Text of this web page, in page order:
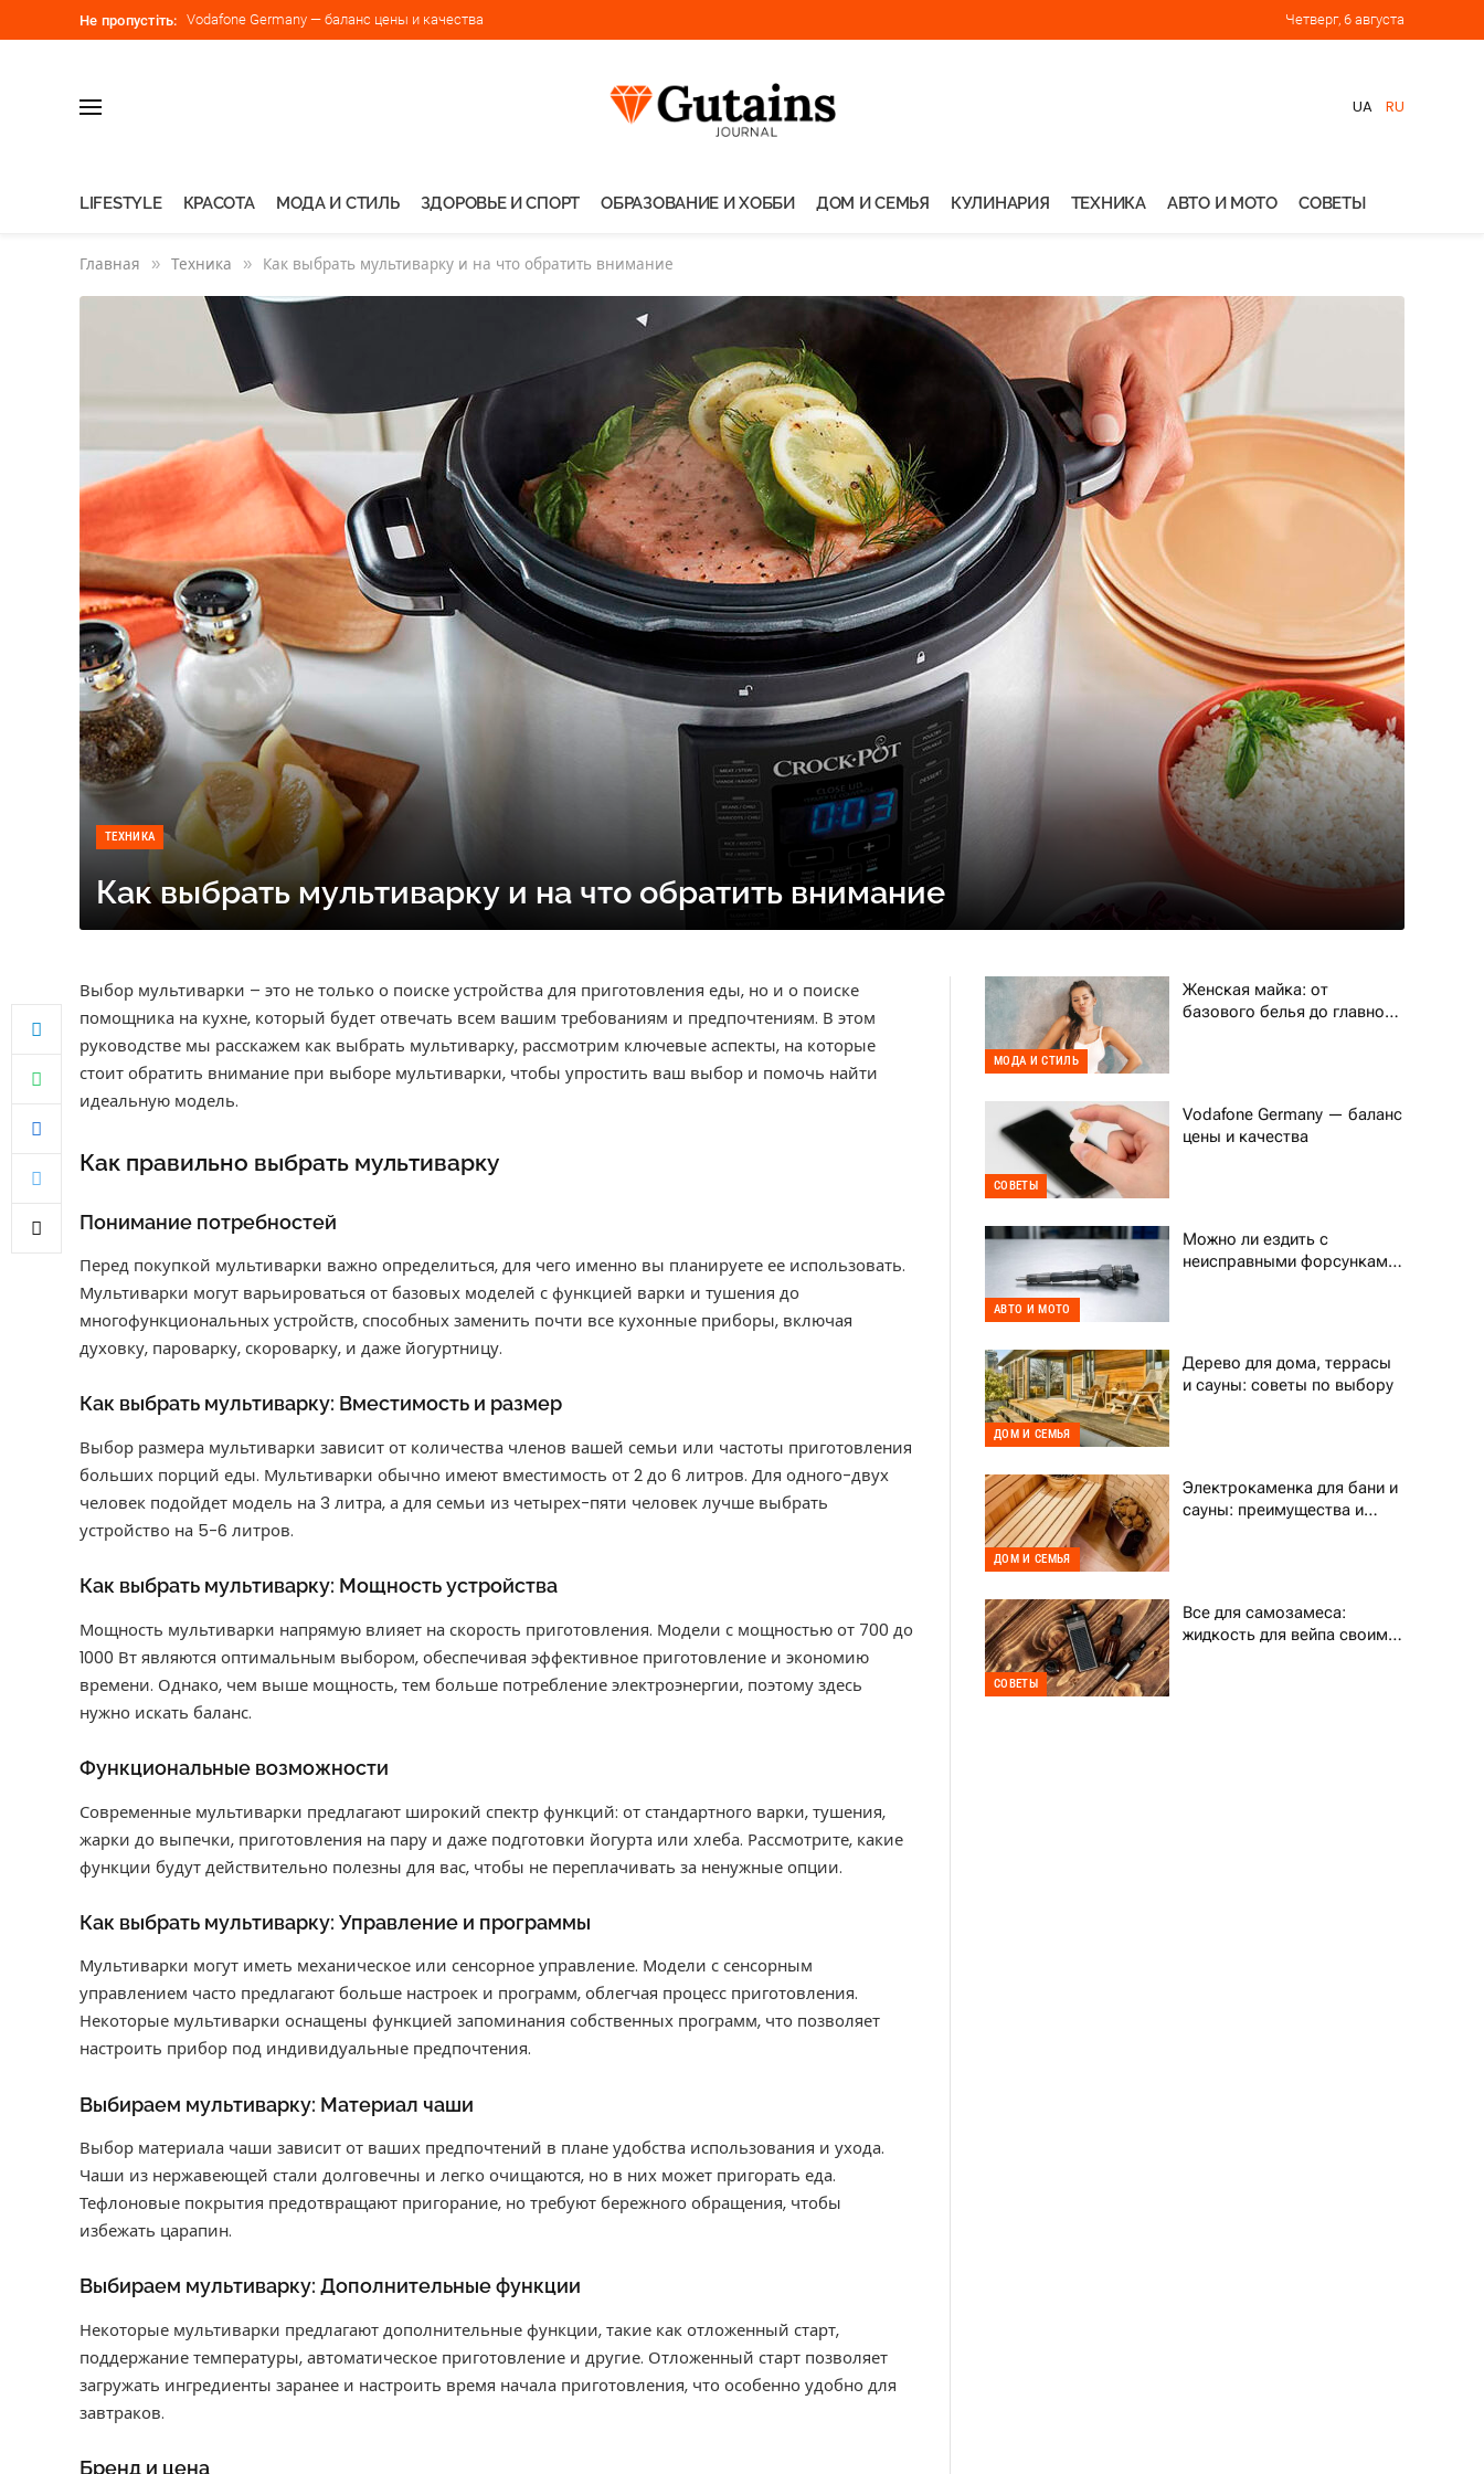
Не пропустіть: Vodafone Germany — баланс цены и качества Четверг, 6 августа
UA RU
LIFESTYLE КРАСОТА МОДА И СТИЛЬ ЗДОРОВЬЕ И СПОРТ ОБРАЗОВАНИЕ И ХОББИ ДОМ И СЕМЬЯ КУЛИНАРИЯ ТЕХНИКА АВТО И МОТО СОВЕТЫ
Главная » Техника » Как выбрать мультиварку и на что обратить внимание
ТЕХНИКА
Как выбрать мультиварку и на что обратить внимание
Выбор мультиварки – это не только о поиске устройства для приготовления еды, но и о поиске
помощника на кухне, который будет отвечать всем вашим требованиям и предпочтениям. В этом
руководстве мы расскажем как выбрать мультиварку, рассмотрим ключевые аспекты, на которые
стоит обратить внимание при выборе мультиварки, чтобы упростить ваш выбор и помочь найти
идеальную модель.
Как правильно выбрать мультиварку
Понимание потребностей
Перед покупкой мультиварки важно определиться, для чего именно вы планируете ее использовать.
Мультиварки могут варьироваться от базовых моделей с функцией варки и тушения до
многофункциональных устройств, способных заменить почти все кухонные приборы, включая
духовку, пароварку, скороварку, и даже йогуртницу.
Как выбрать мультиварку: Вместимость и размер
Выбор размера мультиварки зависит от количества членов вашей семьи или частоты приготовления
больших порций еды. Мультиварки обычно имеют вместимость от 2 до 6 литров. Для одного-двух
человек подойдет модель на 3 литра, а для семьи из четырех-пяти человек лучше выбрать
устройство на 5-6 литров.
Как выбрать мультиварку: Мощность устройства
Мощность мультиварки напрямую влияет на скорость приготовления. Модели с мощностью от 700 до
1000 Вт являются оптимальным выбором, обеспечивая эффективное приготовление и экономию
времени. Однако, чем выше мощность, тем больше потребление электроэнергии, поэтому здесь
нужно искать баланс.
Функциональные возможности
Современные мультиварки предлагают широкий спектр функций: от стандартного варки, тушения,
жарки до выпечки, приготовления на пару и даже подготовки йогурта или хлеба. Рассмотрите, какие
функции будут действительно полезны для вас, чтобы не переплачивать за ненужные опции.
Как выбрать мультиварку: Управление и программы
Мультиварки могут иметь механическое или сенсорное управление. Модели с сенсорным
управлением часто предлагают больше настроек и программ, облегчая процесс приготовления.
Некоторые мультиварки оснащены функцией запоминания собственных программ, что позволяет
настроить прибор под индивидуальные предпочтения.
Выбираем мультиварку: Материал чаши
Выбор материала чаши зависит от ваших предпочтений в плане удобства использования и ухода.
Чаши из нержавеющей стали долговечны и легко очищаются, но в них может пригорать еда.
Тефлоновые покрытия предотвращают пригорание, но требуют бережного обращения, чтобы
избежать царапин.
Выбираем мультиварку: Дополнительные функции
Некоторые мультиварки предлагают дополнительные функции, такие как отложенный старт,
поддержание температуры, автоматическое приготовление и другие. Отложенный старт позволяет
загружать ингредиенты заранее и настроить время начала приготовления, что особенно удобно для
завтраков.
Бренд и цена
МОДА И СТИЛЬ
Женская майка: от
базового белья до главного
СОВЕТЫ
Vodafone Germany — баланс
цены и качества
АВТО И МОТО
Можно ли ездить с
неисправными форсунками
ДОМ И СЕМЬЯ
Дерево для дома, террасы
и сауны: советы по выбору
ДОМ И СЕМЬЯ
Электрокаменка для бани и
сауны: преимущества и
СОВЕТЫ
Все для самозамеса:
жидкость для вейпа своими